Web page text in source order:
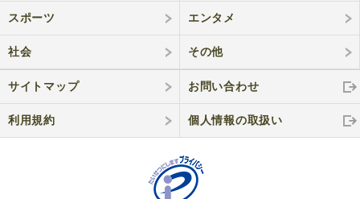
スポーツ エンタメ
社会 その他
サイトマップ お問い合わせ
利用規約 個人情報の取扱い